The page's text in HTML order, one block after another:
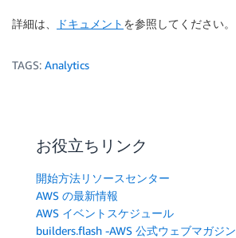
詳細は、 ドキュメント を参照してください。
TAGS: Analytics
お役立ちリンク
開始方法リソースセンター
AWS の最新情報
AWS イベントスケジュール
builders.flash -AWS 公式ウェブマガジン